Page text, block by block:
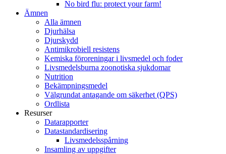
No bird flu: protect your farm!
Ämnen
Alla ämnen
Djurhälsa
Djurskydd
Antimikrobiell resistens
Kemiska föroreningar i livsmedel och foder
Livsmedelsburna zoonotiska sjukdomar
Nutrition
Bekämpningsmedel
Välgrundat antagande om säkerhet (QPS)
Ordlista
Resurser
Datarapporter
Datastandardisering
Livsmedelsspårning
Insamling av uppgifter